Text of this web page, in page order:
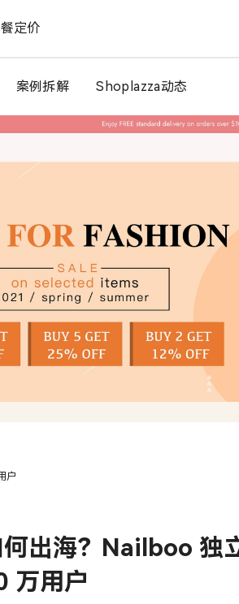
定价
案例拆解 Shoplazza动态
户
出海？Nailboo 独
万用户